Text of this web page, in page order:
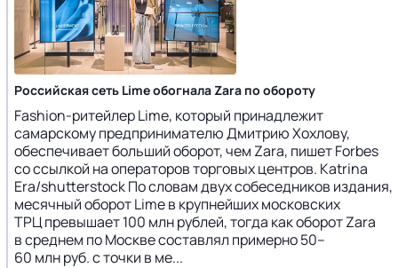
Российская сеть Lime обогнала Zara по обороту
Fashion-ритейлер Lime, который принадлежит
самарскому предпринимателю Дмитрию Хохлову,
обеспечивает больший оборот, чем Zara, пишет Forbes
со ссылкой на операторов торговых центров. Katrina
Era/shutterstock По словам двух собеседников издания,
месячный оборот Lime в крупнейших московских
ТРЦ превышает 100 млн рублей, тогда как оборот Zara
в среднем по Москве составлял примерно 50–
60 млн руб. с точки в ме...